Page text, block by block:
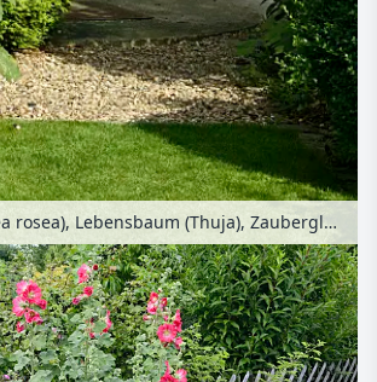
Stockrosen (Alcea rosea), Lebensbaum (Thuja), Zauberglöckchen (Calibrachoa) und Petunien (Petunia) vor einem Gartenhaus